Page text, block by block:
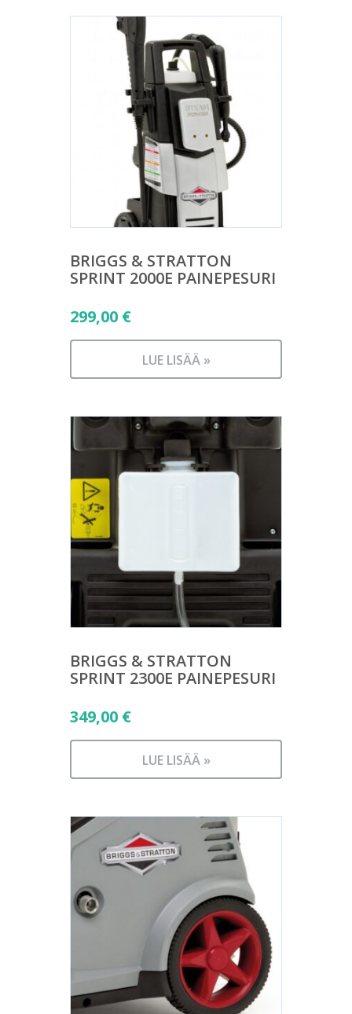
BRIGGS & STRATTON
SPRINT 2000E PAINEPESURI
299,00 €
LUE LISÄÄ »
BRIGGS & STRATTON
SPRINT 2300E PAINEPESURI
349,00 €
LUE LISÄÄ »